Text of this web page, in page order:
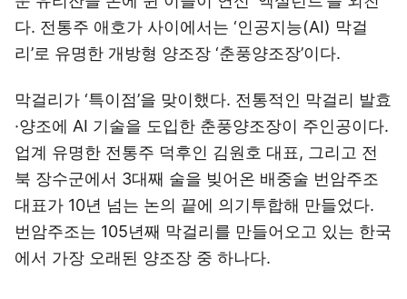
다. 전통주 애호가 사이에서는 ‘인공지능(AI) 막걸
리’로 유명한 개방형 양조장 ‘춘풍양조장’이다.
막걸리가 ‘특이점’을 맞이했다. 전통적인 막걸리 발효
·양조에 AI 기술을 도입한 춘풍양조장이 주인공이다.
업계 유명한 전통주 덕후인 김원호 대표, 그리고 전
북 장수군에서 3대째 술을 빚어온 배중술 번암주조
대표가 10년 넘는 논의 끝에 의기투합해 만들었다.
번암주조는 105년째 막걸리를 만들어오고 있는 한국
에서 가장 오래된 양조장 중 하나다.